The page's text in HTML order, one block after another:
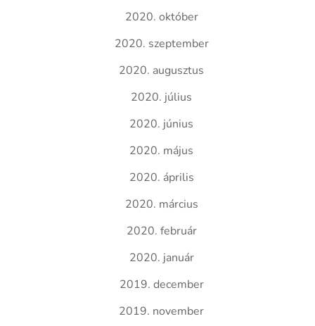
2020. október
2020. szeptember
2020. augusztus
2020. július
2020. június
2020. május
2020. április
2020. március
2020. február
2020. január
2019. december
2019. november